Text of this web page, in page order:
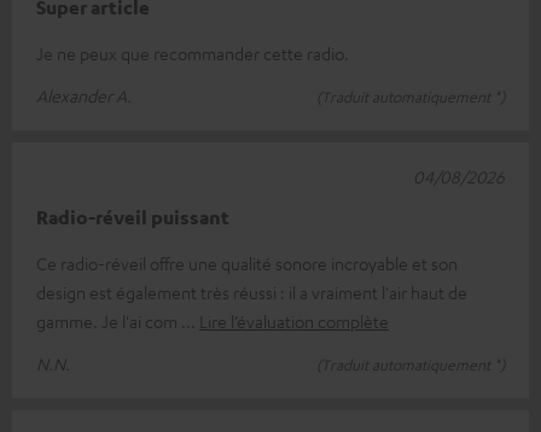
Super article
Je ne peux que recommander cette radio.
Alexander A.
(Traduit automatiquement *)
Radio-réveil puissant
Ce radio-réveil offre une qualité sonore incroyable et son
design est également très réussi : il a vraiment l'air haut de
gamme. Je l'ai com
Lire l’évaluation complète
N.N.
(Traduit automatiquement *)
04/08/2026